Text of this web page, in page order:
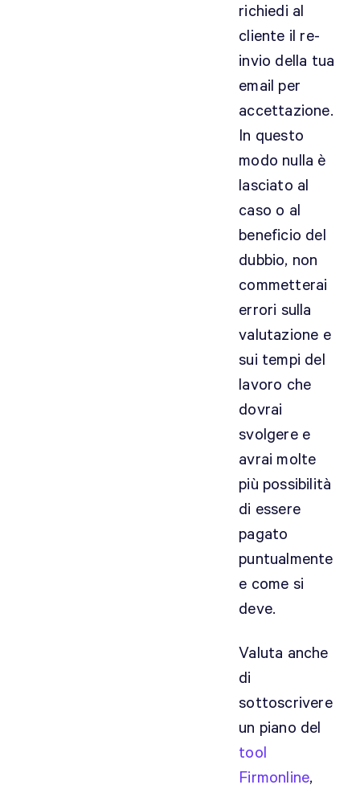
richiedi al
cliente il re-
invio della tua
email per
accettazione.
In questo
modo nulla è
lasciato al
caso o al
beneficio del
dubbio, non
commetterai
errori sulla
valutazione e
sui tempi del
lavoro che
dovrai
svolgere e
avrai molte
più possibilità
di essere
pagato
puntualmente
e come si
deve.
Valuta anche
di
sottoscrivere
un piano del
tool
Firmonline,